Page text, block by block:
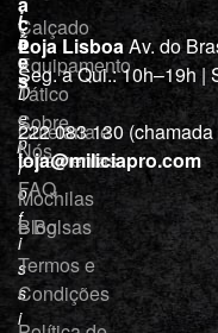
i
a
“
D
e
p
r
o
f
i
s
s
i
Calçado
Equipamento
Tático
Cutelaria e
ferramentas
Mochilas
e Bolsas
ç
õ
e
s
Sobre
Nós
FAQ
Blog
Termos e
Condições
Loja LisboaAv. do
Seg. a Qui.: 10h–19h |
222 083 130
loja@miliciapro.com